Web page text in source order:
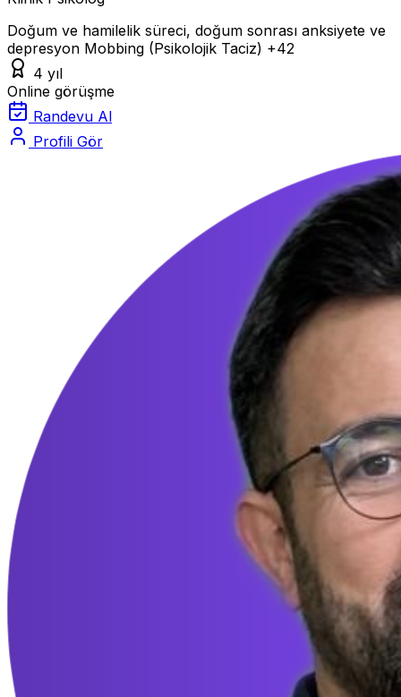
Doğum ve hamilelik süreci, doğum sonrası anksiyete ve
depresyon Mobbing (Psikolojik Taciz) +42
4 yıl
Online görüşme
Randevu Al
Profili Gör